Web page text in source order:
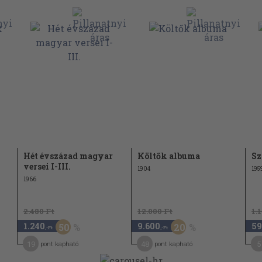
1
Hét évszázad magyar
versei I-III.
1966
2.480 Ft
1.240 ,-Ft 50
pont kapható
Költők albuma
1904
12.000 Ft
9.600 ,-Ft 20
pont kapható